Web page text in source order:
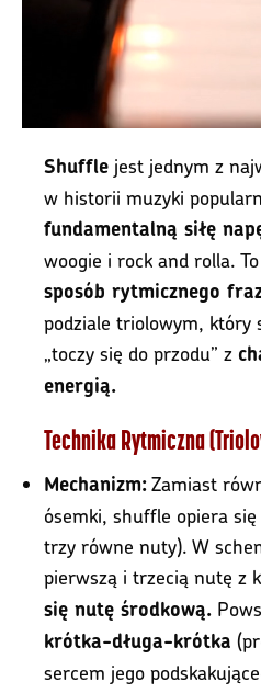
Shuffle jest jednym z
w historii muzyki
fundamentalną siłę
woogie i rock and rolla.
sposób rytmicznego
podziale triolowym, który
„toczy się do przodu” z
energią.
Technika Rytmiczna
Mechanizm:Zamiast
ósemki, shuffle opiera
trzy równe nuty). W
pierwszą i trzecią nutę z
się nutę środkową.
krótka-długa-krótka
sercem jego